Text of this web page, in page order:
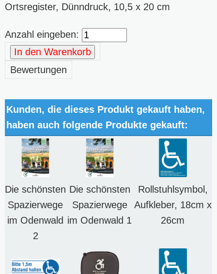
Ortsregister, Dünndruck, 10,5 x 20 cm
Anzahl eingeben:
In den Warenkorb
Bewertungen
Kunden, die dieses Produkt gekauft haben,
haben auch folgende Produkte gekauft:
Die schönsten
Spazierwege
im Odenwald
2
Die schönsten
Spazierwege
im Odenwald 1
Rollstuhlsymbol,
Aufkleber, 18cm x
26cm